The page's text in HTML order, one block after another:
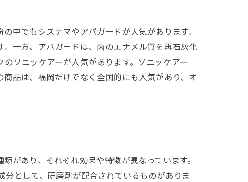
中でもシステマやアパガードが人気があります。
一方、アパガードは、歯のエナメル質を再石灰化
ソニッケアーが人気があります。ソニッケアー
品は、福岡だけでなく全国的にも人気があり、オ
があり、それぞれ効果や特徴が異なっています。
として、研磨剤が配合されているものがありま